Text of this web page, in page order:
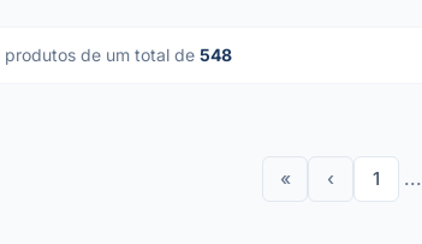
produtos de um total de 548
« ‹ 1 ...